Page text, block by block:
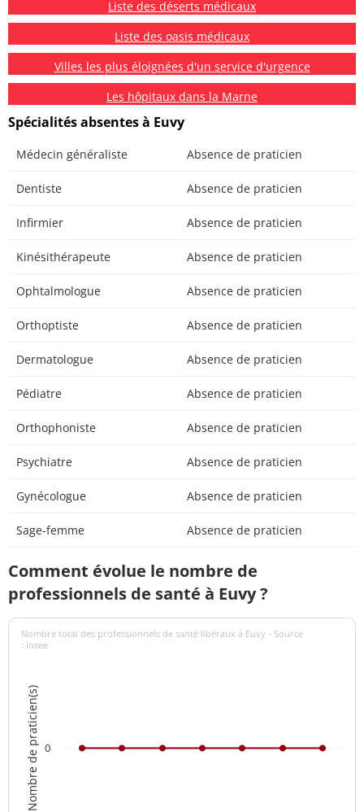
Liste des déserts médicaux
Liste des oasis médicaux
Villes les plus éloignées d'un service d'urgence
Les hôpitaux dans la Marne
Spécialités absentes à Euvy
Médecin généraliste Absence de praticien
Dentiste Absence de praticien
Infirmier Absence de praticien
Kinésithérapeute Absence de praticien
Ophtalmologue Absence de praticien
Orthoptiste Absence de praticien
Dermatologue Absence de praticien
Pédiatre Absence de praticien
Orthophoniste Absence de praticien
Psychiatre Absence de praticien
Gynécologue Absence de praticien
Sage-femme Absence de praticien
Comment évolue le nombre de
professionnels de santé à Euvy ?
Nombre de praticien(s)
Nombre total des professionnels de santé libéraux à Euvy - Source
: Insee
0